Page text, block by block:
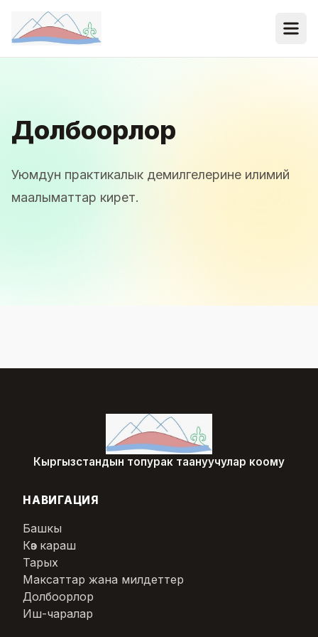
Долбоорлор
Уюмдун практикалык демилгелерине илимий
маалыматтар кирет.
Кыргызстандын топурак таануучулар коому
НАВИГАЦИЯ
Башкы
Көз караш
Тарых
Максаттар жана милдеттер
Долбоорлор
Иш-чаралар